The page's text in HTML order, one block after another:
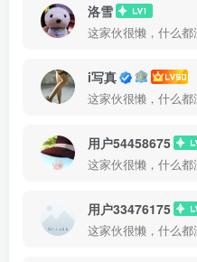
洛雪
这家伙很懒，什么都
i写真
这家伙很懒，什么都
用户54458675
这家伙很懒，什么都
用户33476175
这家伙很懒，什么都